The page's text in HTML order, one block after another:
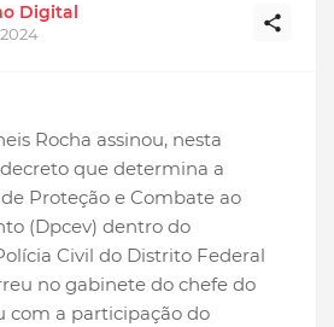
Digital
Rocha assinou, nesta
que determina a
Proteção e Combate ao
(Dpcev) dentro do
Civil do Distrito Federal
no gabinete do chefe do
com a participação do